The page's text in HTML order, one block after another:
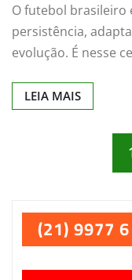
O futebol
persistência,
evolução. É nesse
LEIA MAIS
de
posts
(21) 9977